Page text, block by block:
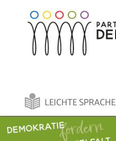
LEICHTE SPRACHE